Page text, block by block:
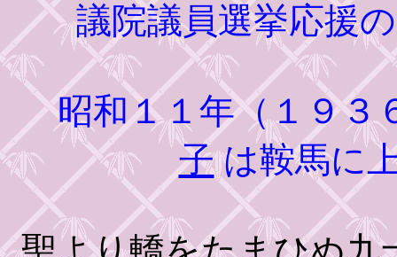
議院議員選挙応援
昭和１１年（１９３
子は鞍馬に